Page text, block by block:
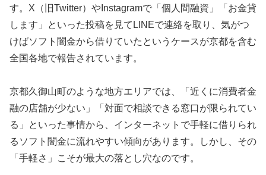
す。X（旧Twitter）やInstagramで「個人間融資」「お金貸
します」といった投稿を見てLINEで連絡を取り、気がつ
けばソフト闇金から借りていたというケースが京都を含む
全国各地で報告されています。
京都久御山町のような地方エリアでは、「近くに消費者金
融の店舗が少ない」「対面で相談できる窓口が限られてい
る」といった事情から、インターネットで手軽に借りられ
るソフト闇金に流れやすい傾向があります。しかし、その
「手軽さ」こそが最大の落とし穴なのです。